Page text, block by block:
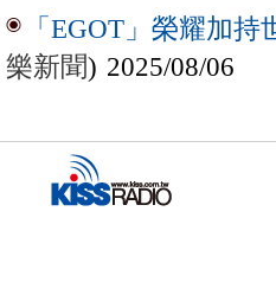
「EGOT」榮耀加
樂新聞) 2025/08/06